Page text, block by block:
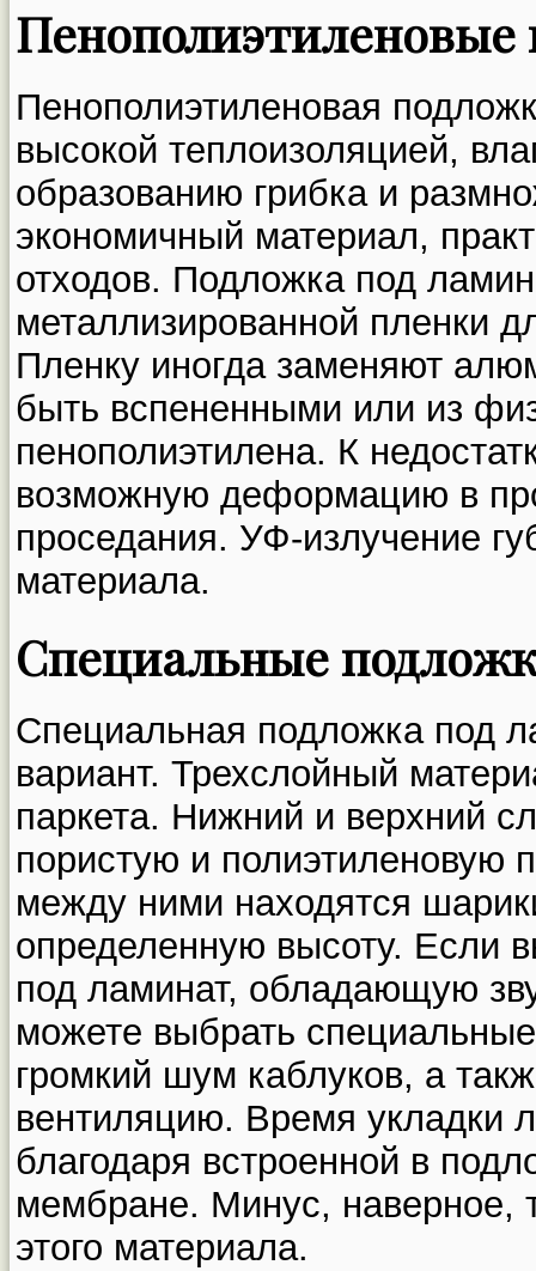
Пенополиэтиленовые
Пенополиэтиленовая
высокой теплоизоляцией,
образованию грибка и
экономичный материал,
отходов. Подложка под
металлизированной пленки
Пленку иногда заменяют
быть вспененными или из
пенополиэтилена. К
возможную деформацию в
проседания. УФ-излучение
материала.
Специальные
Специальная подложка под
вариант. Трехслойный
паркета. Нижний и верхний
пористую и полиэтиленовую
между ними находятся
определенную высоту. Если
под ламинат, обладающую
можете выбрать
громкий шум каблуков, а
вентиляцию. Время укладки
благодаря встроенной в
мембране. Минус, наверное,
этого материала.